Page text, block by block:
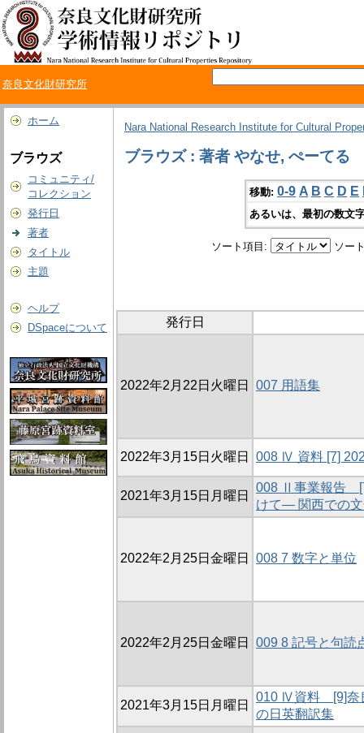
奈良文化財研究所
ホーム
ブラウズ
コミュニティ/
コレクション
発行日
著者
タイトル
主題
ヘルプ
DSpaceについて
Nara National Research Institute for Cultural
ブラウズ : 著者 やなせ, ぺーてる
移動: 0-9 A B C D E
あるいは、最初の数文
ソート項目: ソー
発行日
2022年2月22日火曜日 007 用語集
2022年3月15日火曜日 008 Ⅳ 資料 [7]
2021年3月15日月曜日
008 Ⅱ事業報告
けて― 関西での
2022年2月25日金曜日 008 7 数字と単位
2022年2月25日金曜日 009 8 記号と句読
2021年3月15日月曜日
010 Ⅳ資料 [9]奈
の日英翻訳集